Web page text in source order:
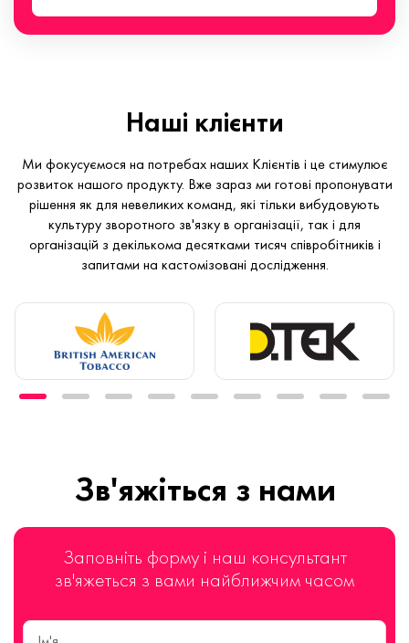
Наші клієнти
Ми фокусуємося на потребах наших Клієнтів і це стимулює
розвиток нашого продукту. Вже зараз ми готові пропонувати
рішення як для невеликих команд, які тільки вибудовують
культуру зворотного зв'язку в організації, так і для
організацій з декількома десятками тисяч співробітників і
запитами на кастомізовані дослідження.
Зв'яжіться з нами
Заповніть форму і наш консультант
зв'яжеться з вами найближчим часом